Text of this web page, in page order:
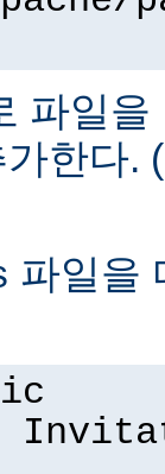
파일
한다. (
파일을